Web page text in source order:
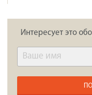
Интересует это